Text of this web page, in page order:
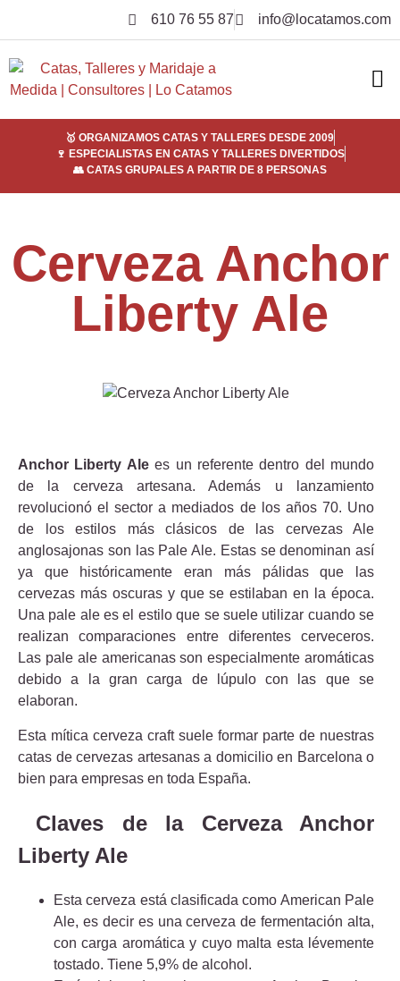
610 76 55 87 info@locatamos.com
🥇 ORGANIZAMOS CATAS Y TALLERES DESDE 2009
🍷 ESPECIALISTAS EN CATAS Y TALLERES DIVERTIDOS
👥 CATAS GRUPALES A PARTIR DE 8 PERSONAS
Cerveza Anchor
Liberty Ale
Anchor Liberty Alees un referente dentro del mundo
de la cerveza artesana. Además u lanzamiento
revolucionó el sector a mediados de los años 70. Uno
de los estilos más clásicos de las cervezas Ale
anglosajonas son las Pale Ale. Estas se denominan así
ya que históricamente eran más pálidas que las
cervezas más oscuras y que se estilaban en la época.
Una pale ale es el estilo que se suele utilizar cuando se
realizan comparaciones entre diferentes cerveceros.
Las pale ale americanas son especialmente aromáticas
debido a la gran carga de lúpulo con las que se
elaboran.
Esta mítica cerveza craft suele formar parte de nuestras
catas de cervezas artesanas a domicilio en Barcelona o
bien para empresas en toda España.
Claves de la Cerveza Anchor
Liberty Ale
Esta cerveza está clasificada como American Pale
Ale, es decir es una cerveza de fermentación alta,
con carga aromática y cuyo malta esta lévemente
tostado. Tiene 5,9% de alcohol.